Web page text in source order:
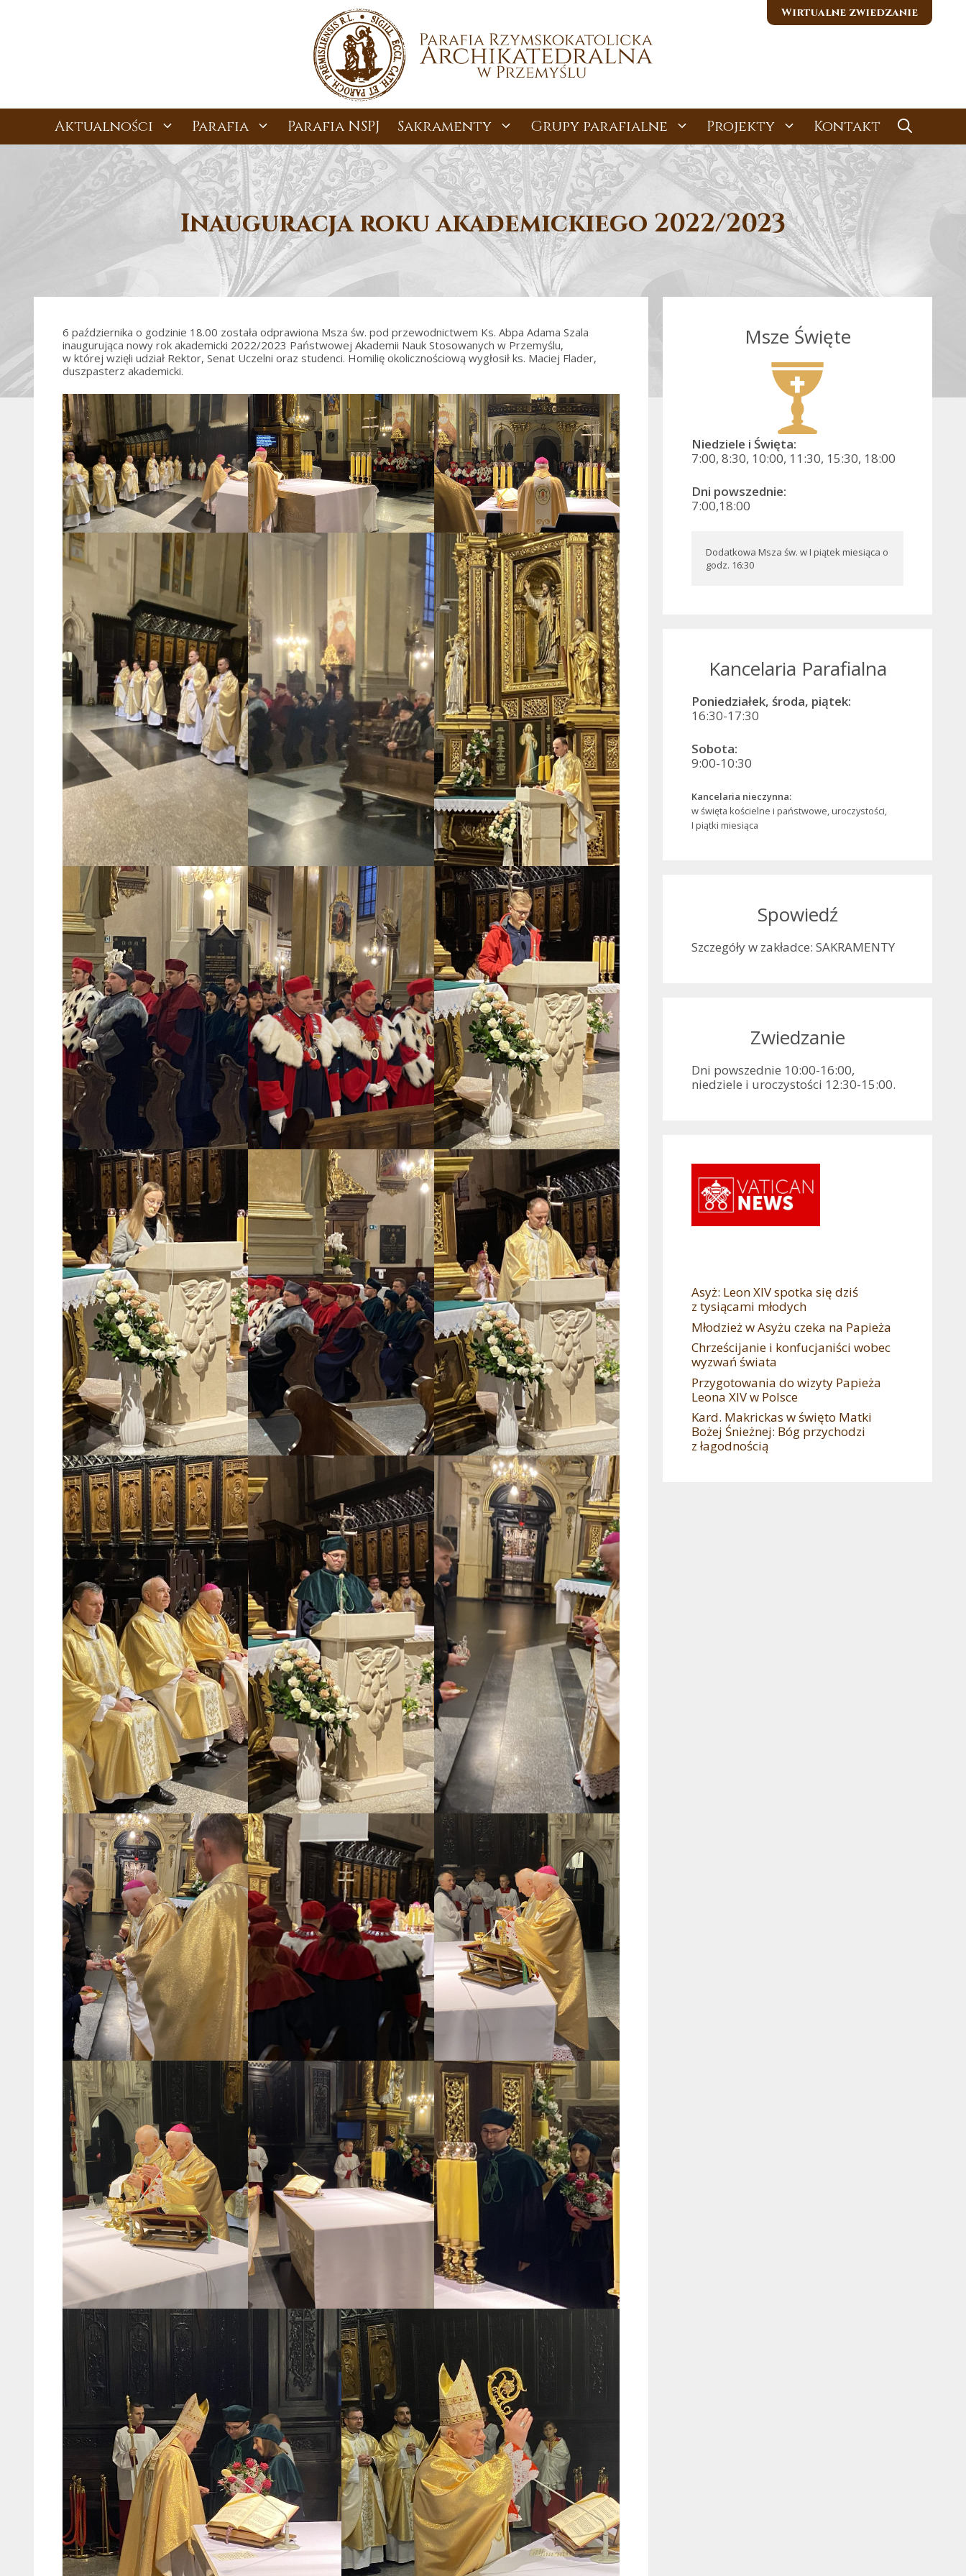
Wirtualne zwiedzanie
Aktualności Parafia Parafia NSPJ Sakramenty Grupy parafialne Projekty Kontakt
Inauguracja roku akademickiego 2022/2023
6 października o godzinie 18.00 została odprawiona Msza św. pod przewodnictwem Ks. Abpa Adama Szala
inaugurująca nowy rok akademicki 2022/2023 Państwowej Akademii Nauk Stosowanych w Przemyślu,
w której wzięli udział Rektor, Senat Uczelni oraz studenci. Homilię okolicznościową wygłosił ks. Maciej Flader,
duszpasterz akademicki.
Msze Święte
Niedziele i Święta:
7:00, 8:30, 10:00, 11:30, 15:30, 18:00
Dni powszednie:
7:00,18:00
Dodatkowa Msza św. w I piątek miesiąca o
godz. 16:30
Kancelaria Parafialna
Poniedziałek, środa, piątek:
16:30-17:30
Sobota:
9:00-10:30
Kancelaria nieczynna:
w święta kościelne i państwowe, uroczystości,
I piątki miesiąca
Spowiedź
Szczegóły w zakładce: SAKRAMENTY
Zwiedzanie
Dni powszednie 10:00-16:00,
niedziele i uroczystości 12:30-15:00.
Asyż: Leon XIV spotka się dziś
z tysiącami młodych
Młodzież w Asyżu czeka na Papieża
Chrześcijanie i konfucjaniści wobec
wyzwań świata
Przygotowania do wizyty Papieża
Leona XIV w Polsce
Kard. Makrickas w święto Matki
Bożej Śnieżnej: Bóg przychodzi
z łagodnością